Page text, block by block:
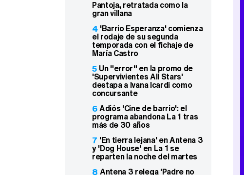
Pantoja, retratada como la
gran villana
4 'Barrio Esperanza' comienza
el rodaje de su segunda
temporada con el fichaje de
María Castro
5 Un "error" en la promo de
'Supervivientes All Stars'
destapa a Ivana Icardi como
concursante
6Adiós 'Cine de barrio': el
programa abandona La 1 tras
más de 30 años
7 'En tierra lejana' en Antena 3
y 'Dog House' en La 1 se
reparten la noche del martes
8 Antena 3 relega 'Padre no